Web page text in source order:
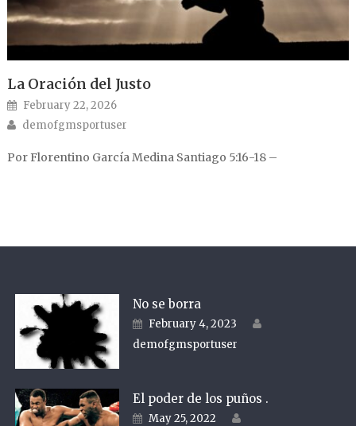
La Oración del Justo
Posted on
February 22, 2026
Author
demofgmsportuser
Por Florentino García Medina Santiago 5:16-18 –
No se borra
Posted on
February 4, 2023
demofgmsportuser
El poder de los puños .
Posted on
May 25, 2022